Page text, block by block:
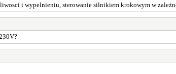
i wypelnieniu, sterowanie silnikiem krokowym w